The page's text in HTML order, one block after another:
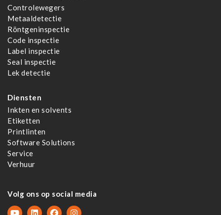
Controlewegers
Metaaldetectie
Röntgeninspectie
Code inspectie
Label inspectie
Seal inspectie
Lek detectie
Diensten
Inkten en solvents
Etiketten
Printlinten
Software Solutions
Service
Verhuur
Volg ons op social media